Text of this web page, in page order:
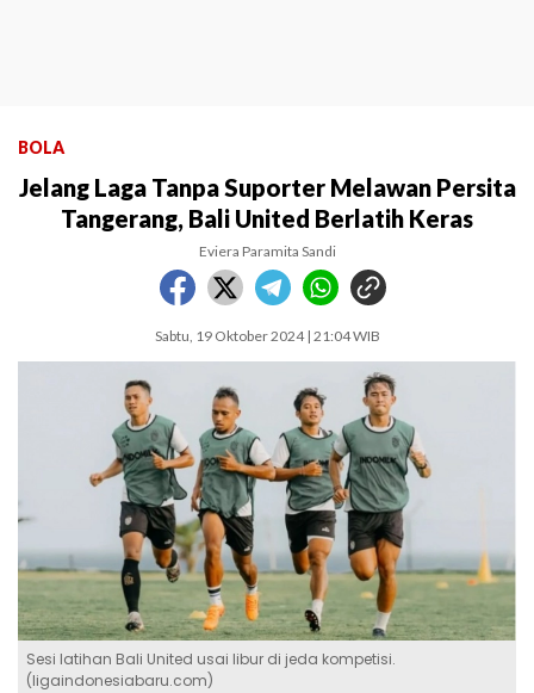
BOLA
Jelang Laga Tanpa Suporter Melawan Persita
Tangerang, Bali United Berlatih Keras
Eviera Paramita Sandi
Sabtu, 19 Oktober 2024 | 21:04 WIB
Sesi latihan Bali United usai libur di jeda kompetisi.
(ligaindonesiabaru.com)